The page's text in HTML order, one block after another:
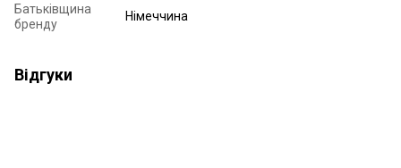
Батьківщина
бренду
Німеччина
Відгуки